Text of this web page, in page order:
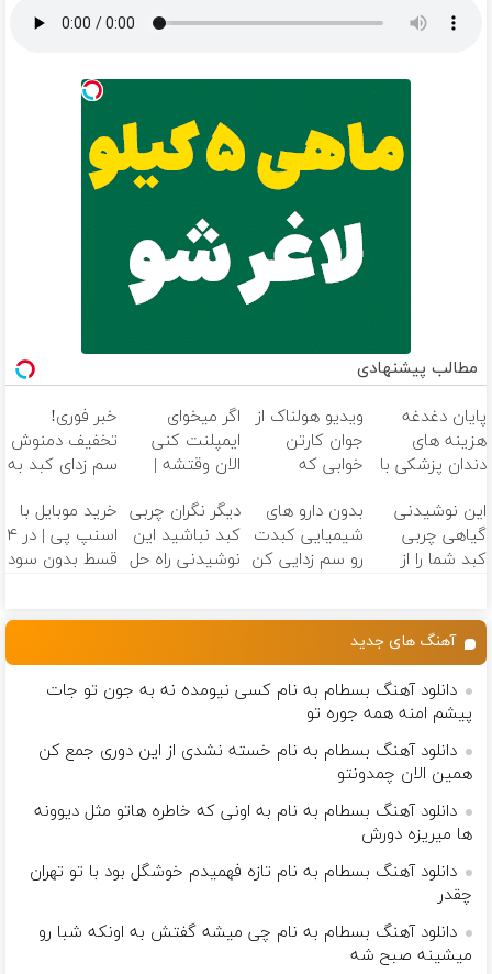
مطالب پیشنهادی
پایان دغدغه
هزینه های
دندان پزشکی با
کننده خانگی
ویدیو هولناک از
جوان کارتن
خوابی که
آموزش رایگان
اگر میخوای
ایمپلنت کنی
الان وقتشه |
میلیون تومان!!!
خبر فوری!
تخفیف دمنوش
سم زدای کبد به
(موجودی
محدود)
این نوشیدنی
گیاهی چربی
کبد شما را از
بدون دارو های
شیمیایی کبدت
رو سم زدایی کن
دیگر نگران چربی
کبد نباشید این
نوشیدنی راه حل
خرید موبایل با
اسنپ پی | در ۴
قسط بدون سود
آهنگ های جدید
دانلود آهنگ بسطام به نام کسی نیومده نه به جون تو جات
پیشم امنه همه جوره تو
دانلود آهنگ بسطام به نام خسته نشدی از این دوری جمع کن
همین الان چمدونتو
دانلود آهنگ بسطام به نام به اونی که خاطره هاتو مثل دیوونه
ها میریزه دورش
دانلود آهنگ بسطام به نام تازه فهمیدم خوشگل بود با تو تهران
چقدر
دانلود آهنگ بسطام به نام چی میشه گفتش به اونکه شبا رو
میشینه صبح شه